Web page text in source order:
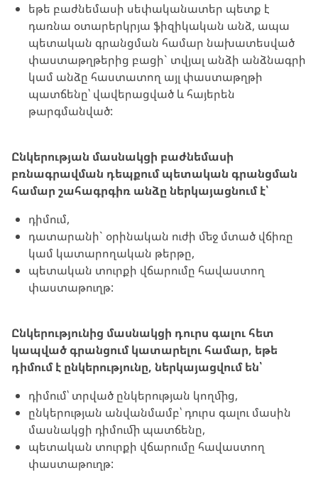
եթե բաժնեմասի սեփականատեր պետք է
դառնա օտարերկրյա ֆիզիկական անձ, ապա
պետական գրանցման համար նախատեսված
փաստաթղթերից բացի` տվյալ անձի անձնագրի
կամ անձը հաստատող այլ փաստաթղթի
պատճենը՝ վավերացված և հայերեն
թարգմանված:
Ընկերության մասնակցի բաժնեմասի
բռնագրավման դեպքում պետական գրանցման
համար շահագրգիռ անձը ներկայացնում է՝
դիմում,
դատարանի` օրինական ուժի մեջ մտած վճիռը
կամ կատարողական թերթը,
պետական տուրքի վճարումը հավաստող
փաստաթուղթ:
Ընկերությունից մասնակցի դուրս գալու հետ
կապված գրանցում կատարելու համար, եթե
դիմում է ընկերությունը, ներկայացվում են՝
դիմում՝ տրված ընկերության կողմից,
ընկերության անվանմամբ՝ դուրս գալու մասին
մասնակցի դիմումի պատճենը,
պետական տուրքի վճարումը հավաստող
փաստաթուղթ: